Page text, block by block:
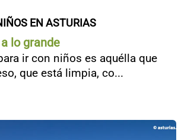
EN ASTURIAS
lo grande
ir con niños es aquélla que
que está limpia, co...